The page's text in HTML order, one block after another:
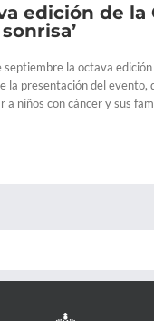
edición de la
la octava
la presentación del
a niños con cáncer y sus